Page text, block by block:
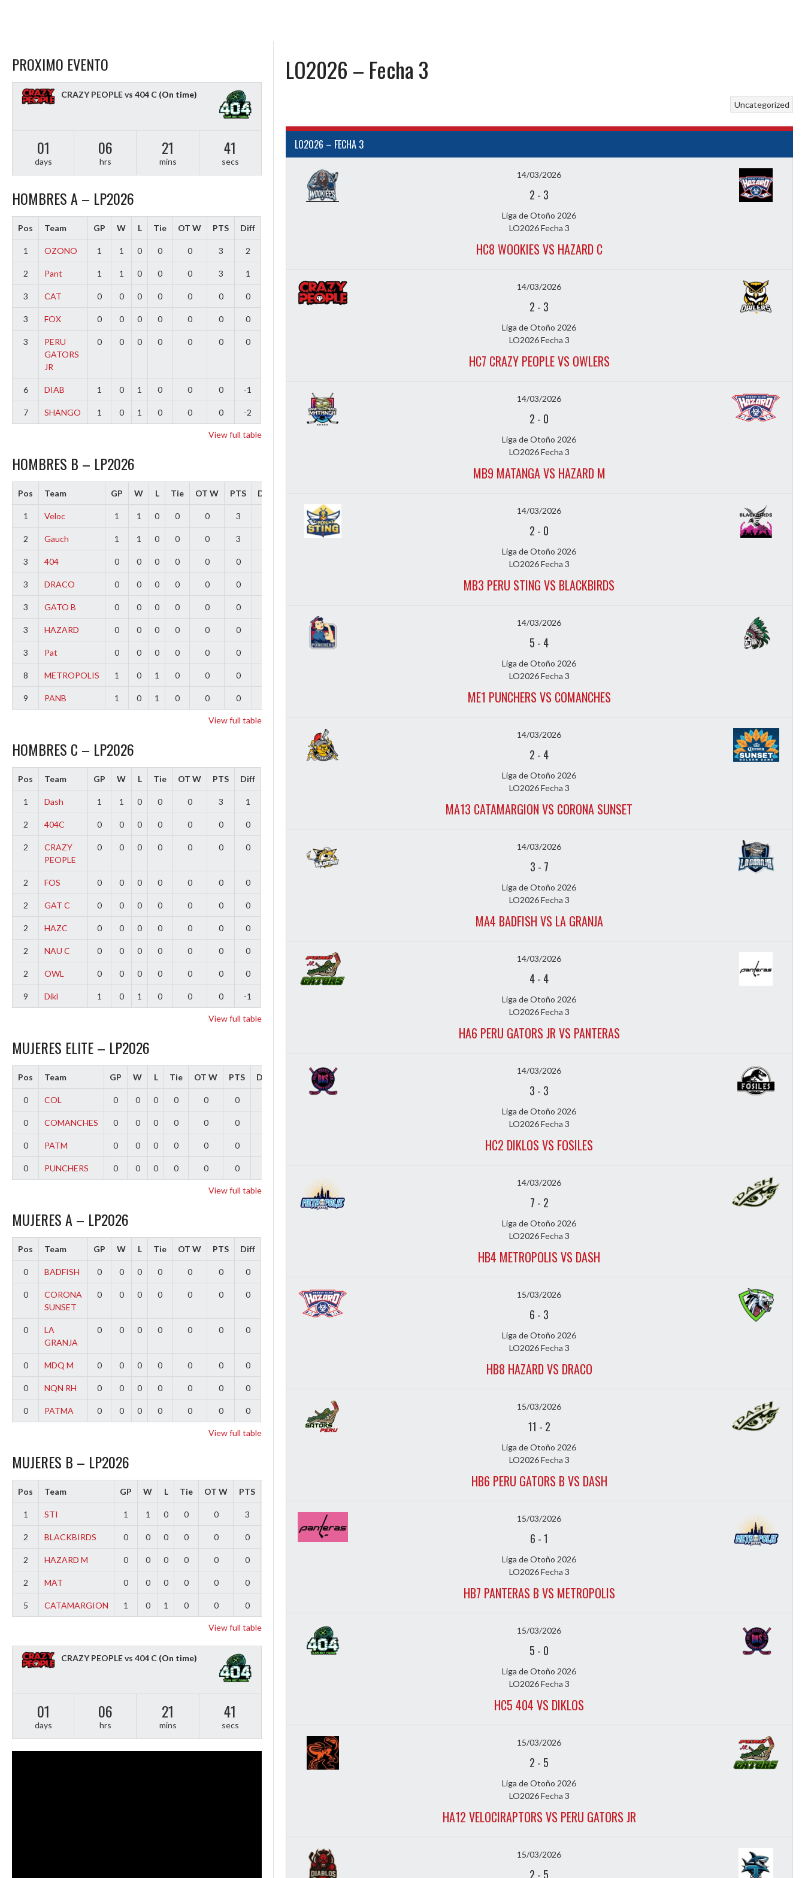
LO2026 – Fecha 3
Uncategorized
LO2026 – FECHA 3
14/03/2026
2 - 3
Liga de Otoño 2026
LO2026 Fecha 3
HC8 WOOKIES VS HAZARD C
14/03/2026
2 - 3
Liga de Otoño 2026
LO2026 Fecha 3
HC7 CRAZY PEOPLE VS OWLERS
14/03/2026
2 - 0
Liga de Otoño 2026
LO2026 Fecha 3
MB9 MATANGA VS HAZARD M
14/03/2026
2 - 0
Liga de Otoño 2026
LO2026 Fecha 3
MB3 PERU STING VS BLACKBIRDS
14/03/2026
5 - 4
Liga de Otoño 2026
LO2026 Fecha 3
ME1 PUNCHERS VS COMANCHES
14/03/2026
2 - 4
Liga de Otoño 2026
LO2026 Fecha 3
MA13 CATAMARGION VS CORONA SUNSET
14/03/2026
3 - 7
Liga de Otoño 2026
LO2026 Fecha 3
MA4 BADFISH VS LA GRANJA
14/03/2026
4- 4
Liga de Otoño 2026
LO2026 Fecha 3
HA6 PERU GATORS JR VS PANTERAS
14/03/2026
3 - 3
Liga de Otoño 2026
LO2026 Fecha 3
HC2 DIKLOS VS FOSILES
14/03/2026
7 - 2
Liga de Otoño 2026
LO2026 Fecha 3
HB4 METROPOLIS VS DASH
15/03/2026
6 - 3
Liga de Otoño 2026
LO2026 Fecha 3
HB8 HAZARD VS DRACO
15/03/2026
11 - 2
Liga de Otoño 2026
LO2026 Fecha 3
HB6 PERU GATORS B VS DASH
15/03/2026
6 -1
Liga de Otoño 2026
LO2026 Fecha 3
HB7 PANTERAS B VS METROPOLIS
15/03/2026
5 - 0
Liga de Otoño 2026
LO2026 Fecha 3
HC5 404 VS DIKLOS
15/03/2026
2 - 5
Liga de Otoño 2026
LO2026 Fecha 3
HA12 VELOCIRAPTORS VS PERU GATORS JR
15/03/2026
2 - 5
PROXIMO EVENTO
CRAZY PEOPLE vs 404 C (On time)
01
days
06
hrs
21
mins
40
secs
HOMBRES A – LP2026
Pos Team GP W L Tie OT W PTS Diff
1 OZONO 1 1 0 0 0 3 2
2 Pant 1 1 0 0 0 3 1
3 CAT 0 0 0 0 0 0 0
3 FOX 0 0 0 0 0 0 0
3
PERU
GATORS
JR
0 0 0 0 0 0 0
6 DIAB 1 0 1 0 0 0 -1
7 SHANGO 1 0 1 0 0 0 -2
View full table
HOMBRES B – LP2026
Pos Team GP W L Tie OT W PTS Diff
1 Veloc 1 1 0 0 0 3
2 Gauch 1 1 0 0 0 3
3 404 0 0 0 0 0 0
3 DRACO 0 0 0 0 0 0
3 GATO B 0 0 0 0 0 0
3 HAZARD 0 0 0 0 0 0
3 Pat 0 0 0 0 0 0
8 METROPOLIS 1 0 1 0 0 0
9 PANB 1 0 1 0 0 0
View full table
HOMBRES C – LP2026
Pos Team GP W L Tie OT W PTS Diff
1 Dash 1 1 0 0 0 3 1
2 404C 0 0 0 0 0 0 0
2
CRAZY
PEOPLE
0 0 0 0 0 0 0
2 FOS 0 0 0 0 0 0 0
2 GAT C 0 0 0 0 0 0 0
2 HAZC 0 0 0 0 0 0 0
2 NAU C 0 0 0 0 0 0 0
2 OWL 0 0 0 0 0 0 0
9 Dikl 1 0 1 0 0 0 -1
View full table
MUJERES ELITE – LP2026
Pos Team GP W L Tie OT W PTS Diff
0 COL 0 0 0 0 0 0
0 COMANCHES 0 0 0 0 0 0
0 PATM 0 0 0 0 0 0
0 PUNCHERS 0 0 0 0 0 0
View full table
MUJERES A – LP2026
Pos Team GP W L Tie OT W PTS Diff
0 BADFISH 0 0 0 0 0 0 0
0
CORONA
SUNSET
0 0 0 0 0 0 0
0
LA
GRANJA
0 0 0 0 0 0 0
0 MDQ M 0 0 0 0 0 0 0
0 NQN RH 0 0 0 0 0 0 0
0 PATMA 0 0 0 0 0 0 0
View full table
MUJERES B – LP2026
Pos Team GP W L Tie OT W PTS
1 STI 1 1 0 0 0 3
2 BLACKBIRDS 0 0 0 0 0 0
2 HAZARD M 0 0 0 0 0 0
2 MAT 0 0 0 0 0 0
5 CATAMARGION 1 0 1 0 0 0
View full table
CRAZY PEOPLE vs 404 C (On time)
01
days
06
hrs
21
mins
40
secs